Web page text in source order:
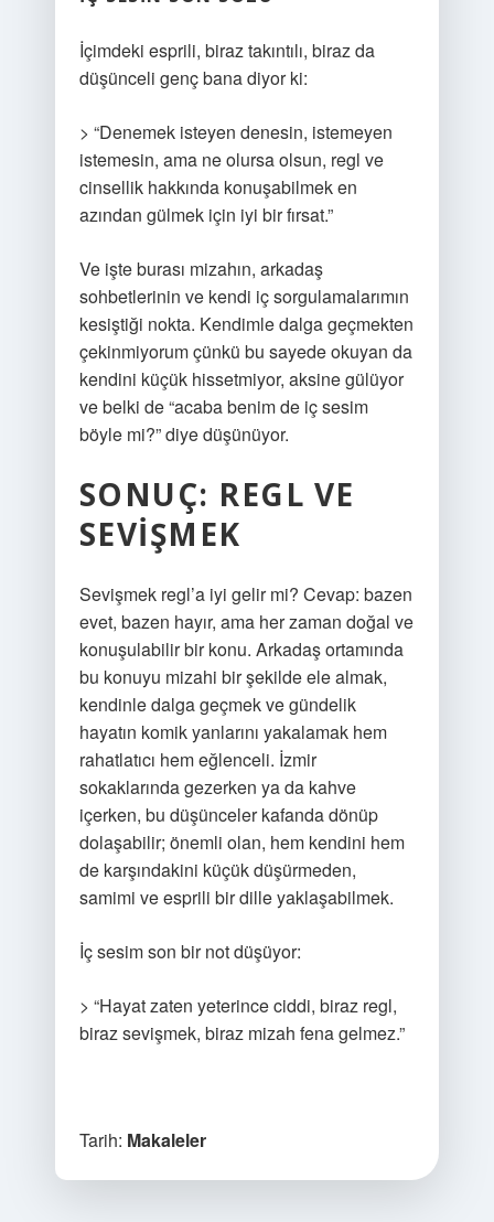
İçimdeki esprili, biraz takıntılı, biraz da
düşünceli genç bana diyor ki:
> “Denemek isteyen denesin, istemeyen
istemesin, ama ne olursa olsun, regl ve
cinsellik hakkında konuşabilmek en
azından gülmek için iyi bir fırsat.”
Ve işte burası mizahın, arkadaş
sohbetlerinin ve kendi iç sorgulamalarımın
kesiştiği nokta. Kendimle dalga geçmekten
çekinmiyorum çünkü bu sayede okuyan da
kendini küçük hissetmiyor, aksine gülüyor
ve belki de “acaba benim de iç sesim
böyle mi?” diye düşünüyor.
SONUÇ: REGL VE
SEVIŞMEK
Sevişmek regl’a iyi gelir mi? Cevap: bazen
evet, bazen hayır, ama her zaman doğal ve
konuşulabilir bir konu. Arkadaş ortamında
bu konuyu mizahi bir şekilde ele almak,
kendinle dalga geçmek ve gündelik
hayatın komik yanlarını yakalamak hem
rahatlatıcı hem eğlenceli. İzmir
sokaklarında gezerken ya da kahve
içerken, bu düşünceler kafanda dönüp
dolaşabilir; önemli olan, hem kendini hem
de karşındakini küçük düşürmeden,
samimi ve esprili bir dille yaklaşabilmek.
İç sesim son bir not düşüyor:
> “Hayat zaten yeterince ciddi, biraz regl,
biraz sevişmek, biraz mizah fena gelmez.”
Tarih: Makaleler